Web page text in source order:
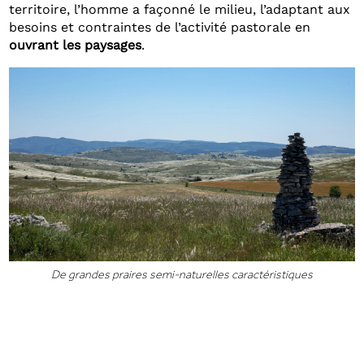
territoire, l’homme a façonné le milieu, l’adaptant aux
besoins et contraintes de l’activité pastorale en
ouvrant les paysages.
De grandes praires semi-naturelles caractéristiques